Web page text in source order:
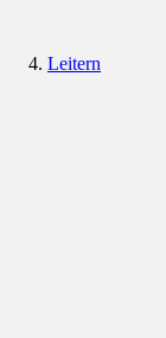
Leitern